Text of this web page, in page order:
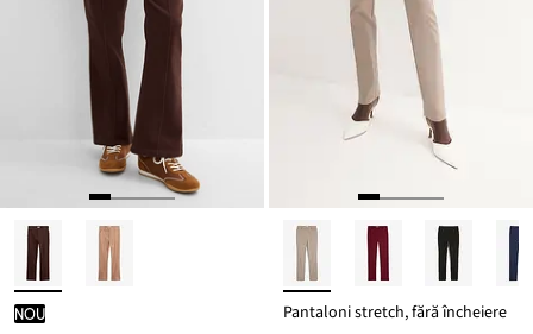
nou Pantaloni stretch, fără încheiere